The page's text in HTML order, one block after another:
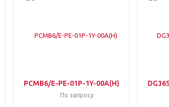
PCMB6/E-PE-01P-1Y-00A(H)
По запросу